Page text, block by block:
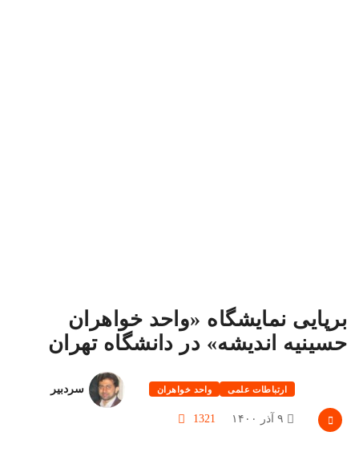
برپایی نمایشگاه «واحد خواهران
حسینیه اندیشه» در دانشگاه تهران
ارتباطات علمی واحد خواهران سردبیر
1321